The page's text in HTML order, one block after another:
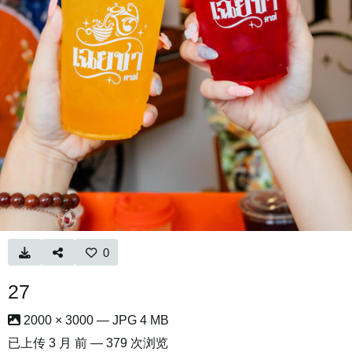
0
27
2000 × 3000 — JPG 4 MB
已上传 3 月 前 — 379 次浏览